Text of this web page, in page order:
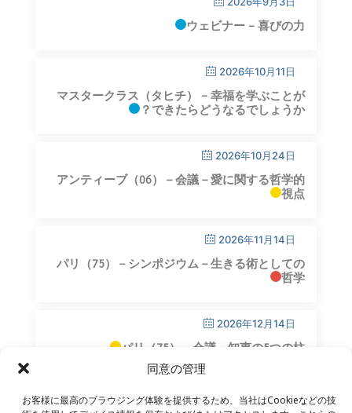
同意の管理
お客様に最高のブラウジング体験を提供するため、当社はCookieなどの技
ウェビナー – 喜びの力
2026年10月11日
マスタークラス（タヒチ） – 幸福を学ぶことが
できたらどうなるでしょうか？
2026年10月24日
アンティーブ（06）－会議－愛に関する哲学的
視点
2026年11月14日
パリ（75）－シンポジウム－生きる術としての
哲学
2026年12月14日
パリ（75）－会議－知恵の5つの柱